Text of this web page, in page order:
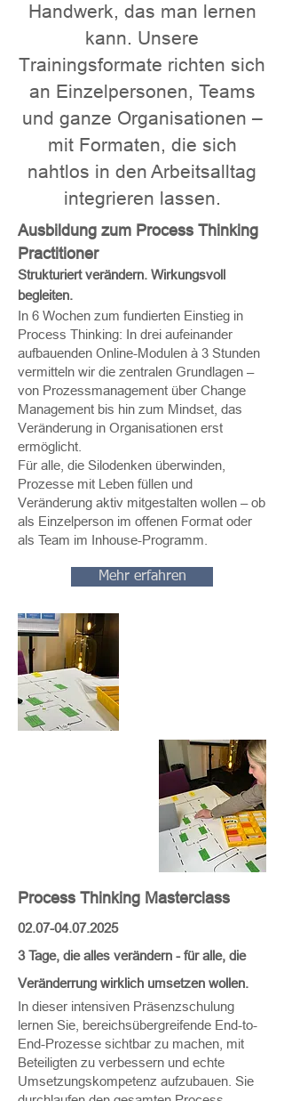
Handwerk, das man lernen
kann. Unsere
Trainingsformate richten sich
an Einzelpersonen, Teams
und ganze Organisationen –
mit Formaten, die sich
nahtlos in den Arbeitsalltag
integrieren lassen.
Ausbildung zum Process Thinking
Practitioner
Strukturiert verändern. Wirkungsvoll
begleiten.
In 6 Wochen zum fundierten Einstieg in
Process Thinking: In drei aufeinander
aufbauenden Online-Modulen à 3 Stunden
vermitteln wir die zentralen Grundlagen –
von Prozessmanagement über Change
Management bis hin zum Mindset, das
Veränderung in Organisationen erst
ermöglicht.​
Für alle, die Silodenken überwinden,
Prozesse mit Leben füllen und
Veränderung aktiv mitgestalten wollen – ob
als Einzelperson im offenen Format oder
als Team im Inhouse-Programm.
Mehr erfahren
Process Thinking Masterclass
02.07-04.07.2025
3 Tage, die alles verändern - für alle, die
Veränderrung wirklich umsetzen wollen.
In dieser intensiven Präsenzschulung
lernen Sie, bereichsübergreifende End-to-
End-Prozesse sichtbar zu machen, mit
Beteiligten zu verbessern und echte
Umsetzungskompetenz aufzubauen. Sie